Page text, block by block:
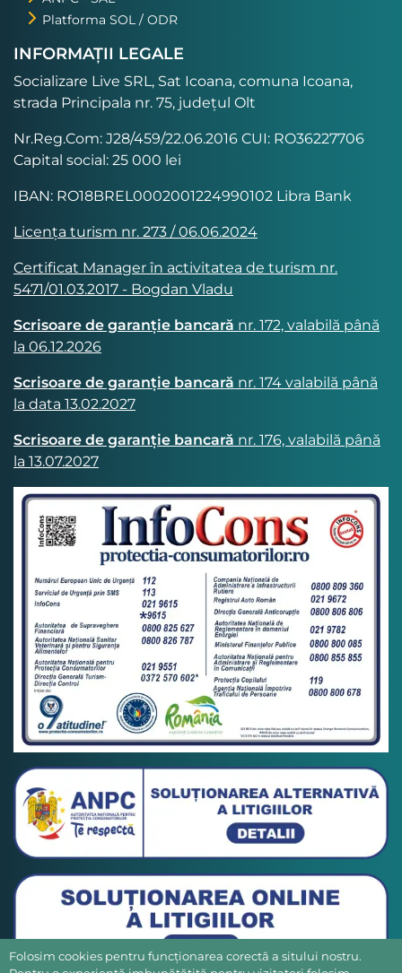
Platforma SOL / ODR
INFORMAȚII LEGALE
Socializare Live SRL, Sat Icoana, comuna Icoana,
strada Principala nr. 75, județul Olt
Nr.Reg.Com: J28/459/22.06.2016 CUI: RO36227706
Capital social: 25 000 lei
IBAN: RO18BREL0002001224990102 Libra Bank
Licența turism nr. 273 / 06.06.2024
Certificat Manager în activitatea de turism nr.
5471/01.03.2017 - Bogdan Vladu
Scrisoare de garanție bancară nr. 172, valabilă până
la 06.12.2026
Scrisoare de garanție bancară nr. 174 valabilă până
la data 13.02.2027
Scrisoare de garanție bancară nr. 176, valabilă până
la 13.07.2027
Folosim cookies pentru funcționarea corectă a sitului nostru.